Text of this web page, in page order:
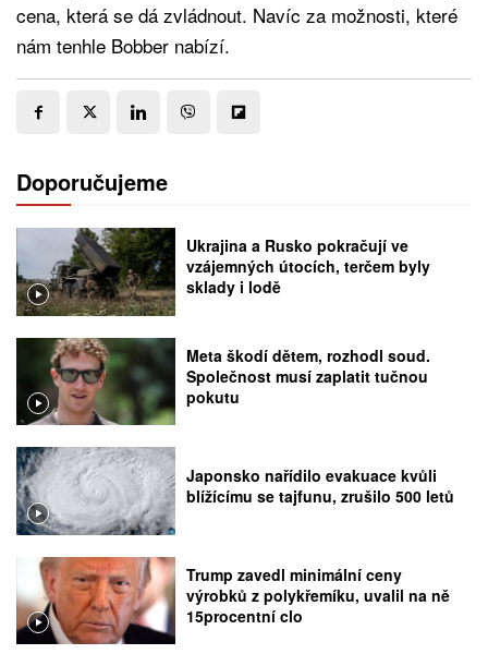
cena, která se dá zvládnout. Navíc za možnosti, které
nám tenhle Bobber nabízí.
Doporučujeme
Ukrajina a Rusko pokračují ve
vzájemných útocích, terčem byly
sklady i lodě
Meta škodí dětem, rozhodl soud.
Společnost musí zaplatit tučnou
pokutu
Japonsko nařídilo evakuace kvůli
blížícímu se tajfunu, zrušilo 500 letů
Trump zavedl minimální ceny
výrobků z polykřemíku, uvalil na ně
15procentní clo